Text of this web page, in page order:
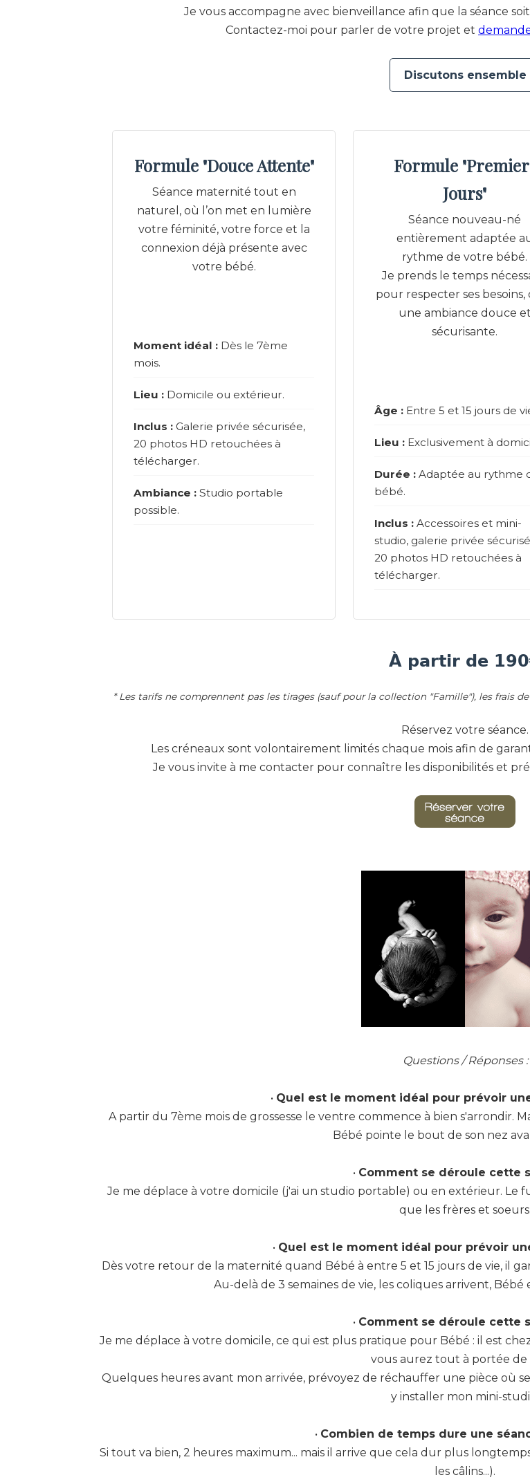
Je vous accompagne avec bienveillance afin que la séance
Contactez-moi pour parler de votre projet et
Discutons ensemble
Formule "Douce Attente"
Séance maternité tout en
naturel, où l’on met en lumière
votre féminité, votre force et la
connexion déjà présente avec
votre bébé.
Moment idéal : Dès le 7ème
mois.
Lieu : Domicile ou extérieur.
Inclus : Galerie privée sécurisée,
20 photos HD retouchées à
télécharger.
Ambiance : Studio portable
possible.
Formule
Jours"
Séance nouveau-né
entièrement adaptée
rythme de votre bébé.
Je prends le temps
pour respecter ses besoins,
une ambiance douce et
sécurisante.
Âge : Entre 5 et 15 jours de
Lieu : Exclusivement à
Durée : Adaptée au rythme
bébé.
Inclus : Accessoires et mini-
studio, galerie privée
20 photos HD retouchées à
télécharger.
À partir de
* Les tarifs ne comprennent pas les tirages (sauf pour la collection "Famille"), les frais
Réservez votre séance.
Les créneaux sont volontairement limités chaque mois afin de
Je vous invite à me contacter pour connaître les disponibilités et
Questions / Réponses :
• Quel est le moment idéal pour prévoir
A partir du 7ème mois de grossesse le ventre commence à bien s'arrondir.
Bébé pointe le bout de son nez
• Comment se déroule cette
Je me déplace à votre domicile (j'ai un studio portable) ou en extérieur. Le
que les frères et soeurs.
• Quel est le moment idéal pour prévoir
Dès votre retour de la maternité quand Bébé à entre 5 et 15 jours de vie, il
Au-delà de 3 semaines de vie, les coliques arrivent,
• Comment se déroule cette
Je me déplace à votre domicile, ce qui est plus pratique pour Bébé : il est
vous aurez tout à portée de
Quelques heures avant mon arrivée, prévoyez de réchauffer une pièce où
y installer mon mini-
• Combien de temps dure une
Si tout va bien, 2 heures maximum... mais il arrive que cela dur plus
les câlins...).